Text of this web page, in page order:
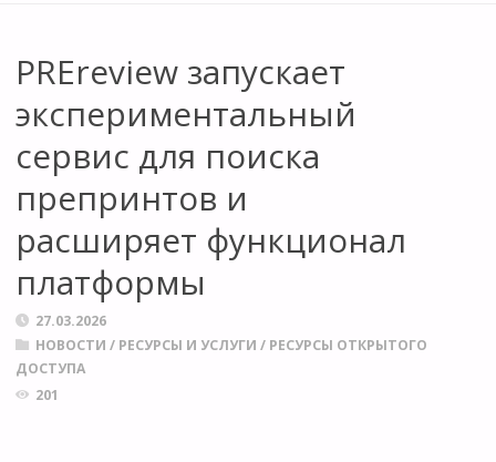
PREreview запускает
экспериментальный
сервис для поиска
препринтов и
расширяет функционал
платформы
27.03.2026
НОВОСТИ / РЕСУРСЫ И УСЛУГИ / РЕСУРСЫ ОТКРЫТОГО
ДОСТУПА
201